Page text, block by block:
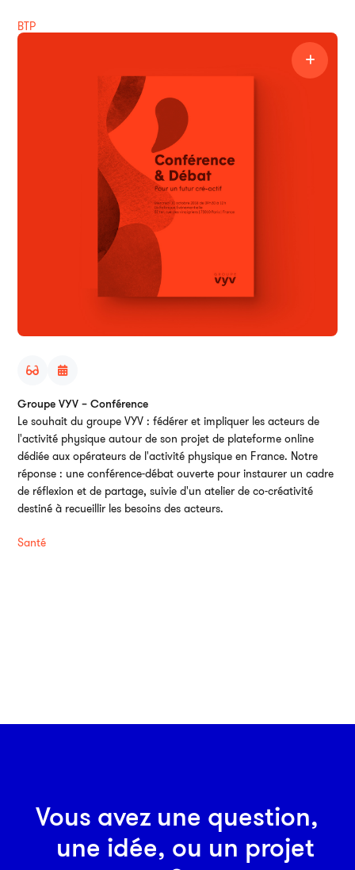
BTP
Groupe VYV – Conférence
Le souhait du groupe VYV : fédérer et impliquer les acteurs de
l'activité physique autour de son projet de plateforme online
dédiée aux opérateurs de l'activité physique en France. Notre
réponse : une conférence-débat ouverte pour instaurer un cadre
de réflexion et de partage, suivie d'un atelier de co-créativité
destiné à recueillir les besoins des acteurs.
Santé
Vous avez une question,
une idée, ou un projet